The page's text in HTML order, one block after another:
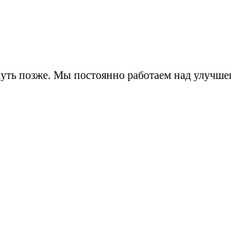
позже. Мы постоянно работаем над